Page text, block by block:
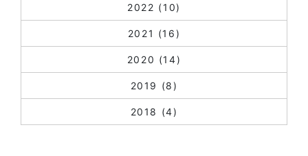
2022 (10)
2021 (16)
2020 (14)
2019 (8)
2018 (4)